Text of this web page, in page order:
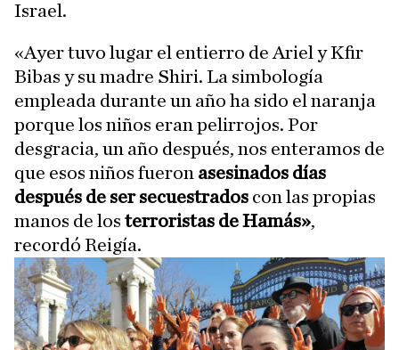
Israel.
«Ayer tuvo lugar el entierro de Ariel y Kfir
Bibas y su madre Shiri. La simbología
empleada durante un año ha sido el naranja
porque los niños eran pelirrojos. Por
desgracia, un año después, nos enteramos de
que esos niños fueron asesinados días
después de ser secuestrados con las propias
manos de los terroristas de Hamás»,
recordó Reigía.